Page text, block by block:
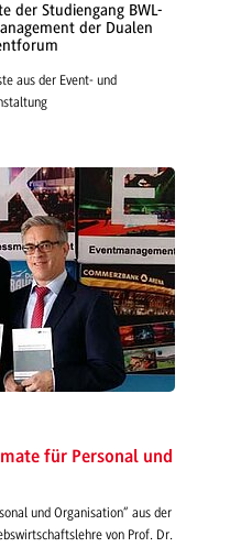
der Studiengang BWL-
der Dualen
aus der Event- und
für Personal und
und Organisation“ aus der
von Prof. Dr.